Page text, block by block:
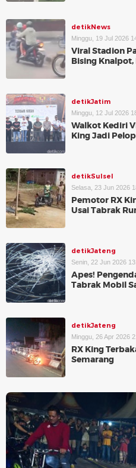
detikNews
Minggu, 19 Jul 2026
Viral Stadion
Bising
detikJatim
Minggu, 12 Jul 2026
Walkot Kediri
King Jadi
detikSulsel
Selasa, 23 Jun 2026
Pemotor RX
Usai Tabrak
detikJateng
Senin, 22 Jun 2026
Apes!
Tabrak Mobil
detikJateng
Minggu, 26 Apr 2026
RX King
Semarang